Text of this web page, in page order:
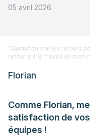
05 avril 2026
Comme Florian,
satisfaction de
équipes !
"Quand on voit les retours
retour sur le travail de mon
Florian